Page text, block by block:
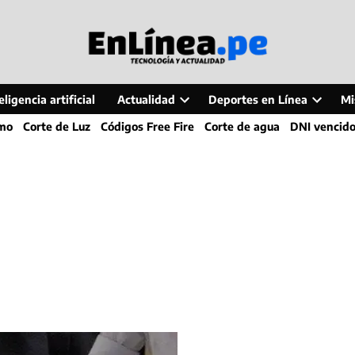
artificial Actualidad
Open
dropdown
Deportes en Línea
Open
dropdown
Corte de Luz Códigos Free Fire Corte de agua DNI vencido